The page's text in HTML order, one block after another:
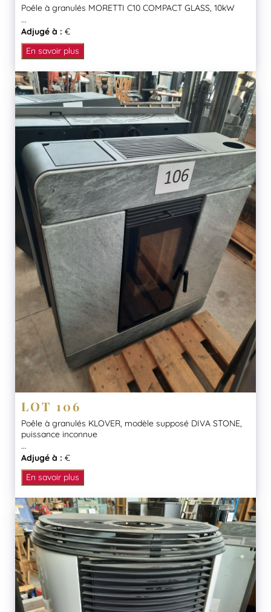
Poêle à granulés MORETTI C10 COMPACT GLASS, 10kW
...
Adjugé à : €
En savoir plus
LOT 106
Poêle à granulés KLOVER, modèle supposé DIVA STONE,
puissance inconnue
...
Adjugé à : €
En savoir plus